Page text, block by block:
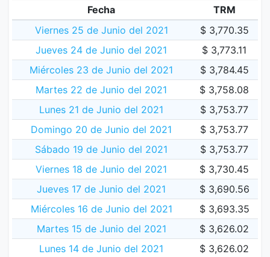
Fecha
TRM
Viernes 25 de Junio del 2021
$ 3,770.35
Jueves 24 de Junio del 2021
$ 3,773.11
Miércoles 23 de Junio del 2021
$ 3,784.45
Martes 22 de Junio del 2021
$ 3,758.08
Lunes 21 de Junio del 2021
$ 3,753.77
Domingo 20 de Junio del 2021
$ 3,753.77
Sábado 19 de Junio del 2021
$ 3,753.77
Viernes 18 de Junio del 2021
$ 3,730.45
Jueves 17 de Junio del 2021
$ 3,690.56
Miércoles 16 de Junio del 2021
$ 3,693.35
Martes 15 de Junio del 2021
$ 3,626.02
Lunes 14 de Junio del 2021
$ 3,626.02